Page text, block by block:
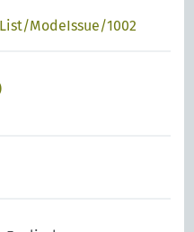
ModeIssue/1002